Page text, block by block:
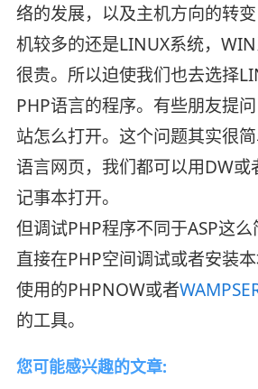
络的发展，以及主机方向的转
机较多的还是LINUX系统，
很贵。所以迫使我们也去选择
PHP语言的程序。有些朋友提
站怎么打开。这个问题其实很
语言网页，我们都可以用DW或
记事本打开。
但调试PHP程序不同于ASP这
直接在PHP空间调试或者安装
使用的PHPNOW或者
的工具。
您可能感兴趣的文章: